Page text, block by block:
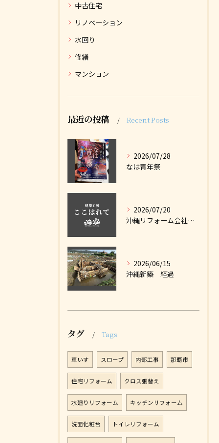
中古住宅
リノベーション
水回り
修繕
マンション
最近の投稿 Recent Posts
2026/07/28
なは青年祭
2026/07/20
沖縄リフォーム会社ナビに掲載しました
2026/06/15
沖縄新築 経過
タグ Tags
車いす スロープ 内部工事 那覇市
住宅リフォーム クロス張替え
水廻りリフォーム キッチンリフォーム
洗面化粧台 トイレリフォーム